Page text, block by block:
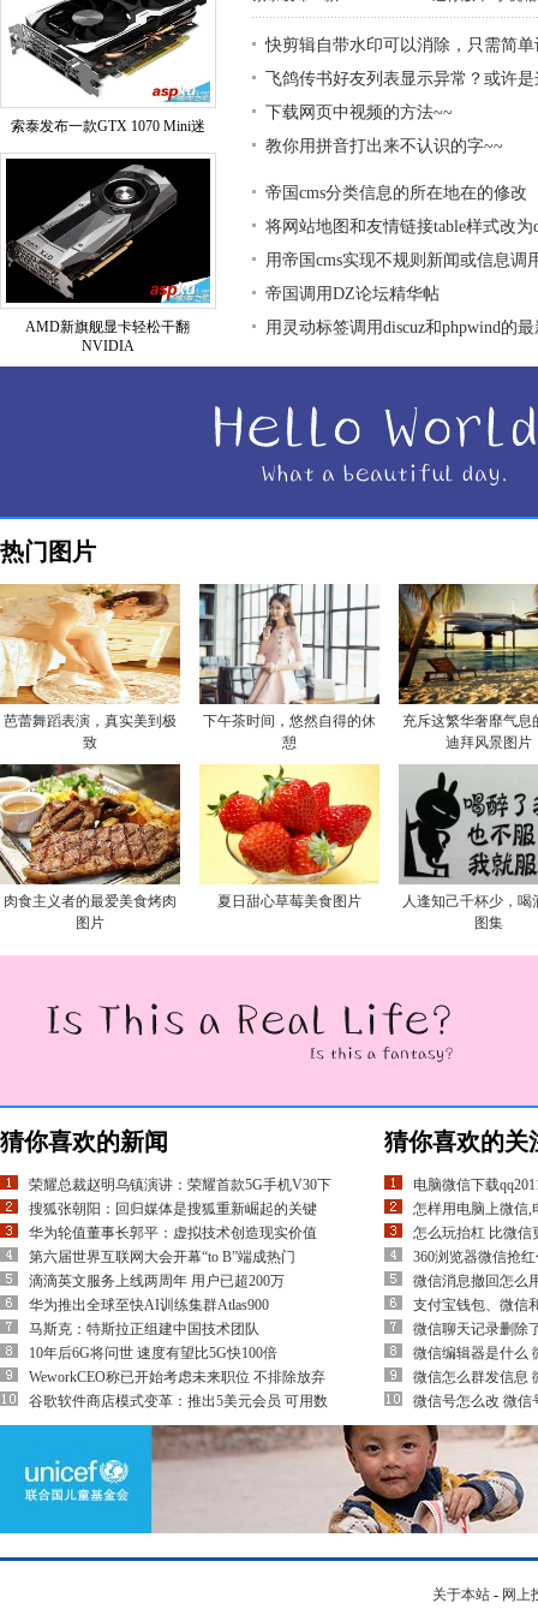
索泰发布一款GTX 1070 Mini迷
AMD新旗舰显卡轻松干翻
NVIDIA
快剪辑自带水印可以消除，只需简单
飞鸽传书好友列表显示异常？或许
下载网页中视频的方法~~
教你用拼音打出来不认识的字~~
帝国cms分类信息的所在地在的修改
将网站地图和友情链接table样式改为
用帝国cms实现不规则新闻或信息调
帝国调用DZ论坛精华帖
用灵动标签调用discuz和phpwind的
热门图片
芭蕾舞蹈表演，真实美到极
致
下午茶时间，悠然自得的休
憩
充斥这繁华奢靡气息
迪拜风景图片
肉食主义者的最爱美食烤肉
图片
夏日甜心草莓美食图片
人逢知己千杯少，喝
图集
猜你喜欢的新闻
荣耀总裁赵明乌镇演讲：荣耀首款5G手机V30下
搜狐张朝阳：回归媒体是搜狐重新崛起的关键
华为轮值董事长郭平：虚拟技术创造现实价值
第六届世界互联网大会开幕“to B”端成热门
滴滴英文服务上线两周年 用户已超200万
华为推出全球至快AI训练集群Atlas900
马斯克：特斯拉正组建中国技术团队
10年后6G将问世 速度有望比5G快100倍
WeworkCEO称已开始考虑未来职位 不排除放弃
谷歌软件商店模式变革：推出5美元会员 可用数
猜你喜欢的关
电脑微信下载
怎样用电脑上微信,
怎么玩抬杠 比微信
360浏览器微信抢
微信消息撤回怎么
支付宝钱包、微信
微信聊天记录删除
微信编辑器是什么
微信怎么群发信息
微信号怎么改 微信
关于本站 - 网上